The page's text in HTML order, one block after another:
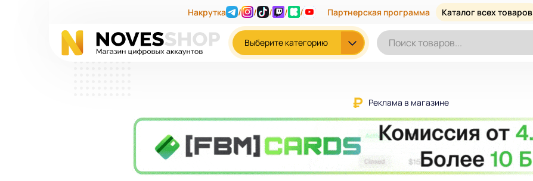
Накрутка / / / / / Партнерская программа Каталог всех товаров
Выберите категорию
Реклама в магазине